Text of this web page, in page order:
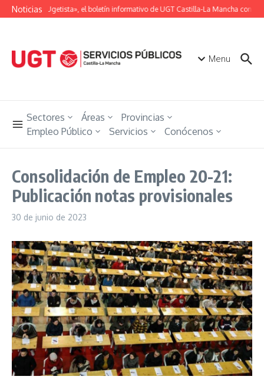
Saltar al contenido
Noticias
«Unión Ugetista», el boletín informativo de UGT Castilla-La Mancha con
Menu
Sectores Áreas
Provincias
Empleo Público
Servicios Conócenos
Consolidación de Empleo 20-21:
Publicación notas provisionales
30 de junio de 2023